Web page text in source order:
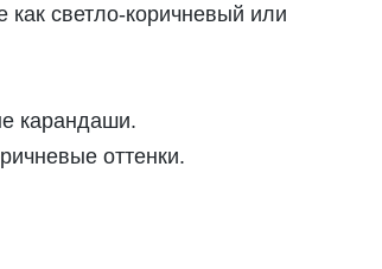
светло-коричневый или
карандаши.
оттенки.